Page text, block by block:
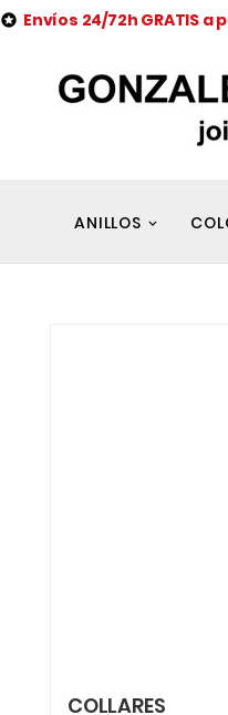
 Envíos 24/72h GRATIS
ANILLOS
COLLARES